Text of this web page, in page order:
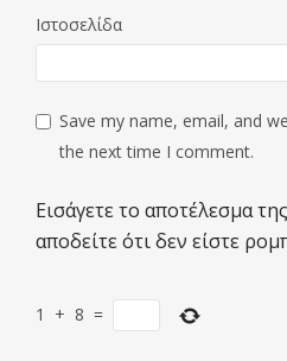
Ιστοσελίδα
Save my name, email, and
the next time I comment.
Εισάγετε το αποτέλεσμα
αποδείτε ότι δεν είστε
1 + 8 =